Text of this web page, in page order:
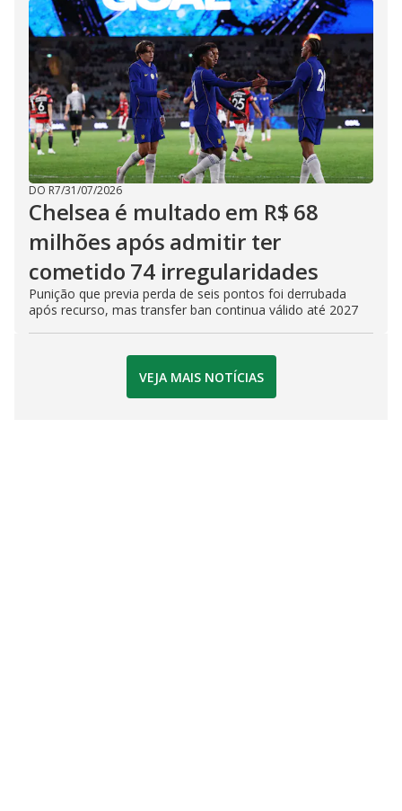
DO R7/31/07/2026
Chelsea é multado em R$ 68
milhões após admitir ter
cometido 74 irregularidades
Punição que previa perda de seis pontos foi derrubada
após recurso, mas transfer ban continua válido até 2027
VEJA MAIS NOTÍCIAS